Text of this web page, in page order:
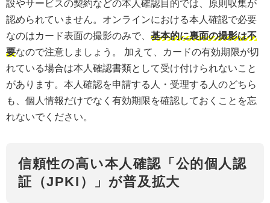
設やサービスの契約などの本人確認目的では、原則収集が
認められていません。オンラインにおける本人確認で必要
なのはカード表面の撮影のみで、 基本的に裏面の撮影は不
要なので注意しましょう。 加えて、カードの有効期限が切
れている場合は本人確認書類として受け付けられないこと
があります。本人確認を申請する人・受理する人のどちら
も、個人情報だけでなく有効期限を確認しておくことを忘
れないでください。
信頼性の高い本人確認「公的個人認
証（JPKI）」が普及拡大